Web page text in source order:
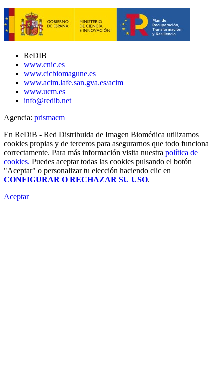
ReDIB
www.cnic.es
www.cicbiomagune.es
www.acim.lafe.san.gva.es/acim
www.ucm.es
info@redib.net
Agencia: prismacm
En ReDiB - Red Distribuida de Imagen Biomédica utilizamos
cookies propias y de terceros para asegurarnos que todo funciona
correctamente. Para más información visita nuestra política de
cookies. Puedes aceptar todas las cookies pulsando el botón
"Aceptar" o personalizar tu elección haciendo clic en
CONFIGURAR O RECHAZAR SU USO.
Aceptar